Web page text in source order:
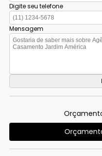
Digite seu telefone
Mensagem